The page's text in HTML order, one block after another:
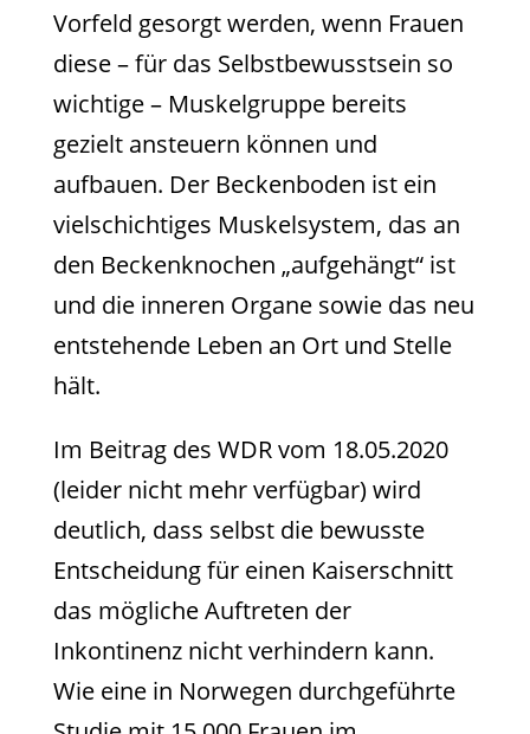
Vorfeld gesorgt werden, wenn Frauen
diese – für das Selbstbewusstsein so
wichtige – Muskelgruppe bereits
gezielt ansteuern können und
aufbauen. Der Beckenboden ist ein
vielschichtiges Muskelsystem, das an
den Beckenknochen „aufgehängt“ ist
und die inneren Organe sowie das neu
entstehende Leben an Ort und Stelle
hält.
Im Beitrag des WDR vom 18.05.2020
(leider nicht mehr verfügbar) wird
deutlich, dass selbst die bewusste
Entscheidung für einen Kaiserschnitt
das mögliche Auftreten der
Inkontinenz nicht verhindern kann.
Wie eine in Norwegen durchgeführte